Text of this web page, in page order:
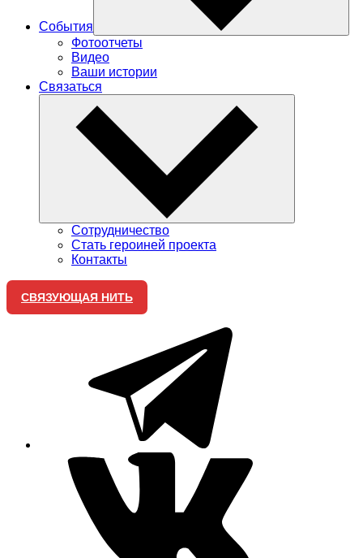
События
Фотоотчеты
Видео
Ваши истории
Связаться
Сотрудничество
Стать героиней проекта
Контакты
СВЯЗУЮЩАЯ НИТЬ